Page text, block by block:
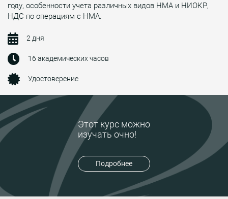
Этот курс можно
изучать очно!
Подробнее
году, особенности учета различных видов НМА и НИОКР,
НДС по операциям с НМА.
2 дня
16 академических часов
Удостоверение